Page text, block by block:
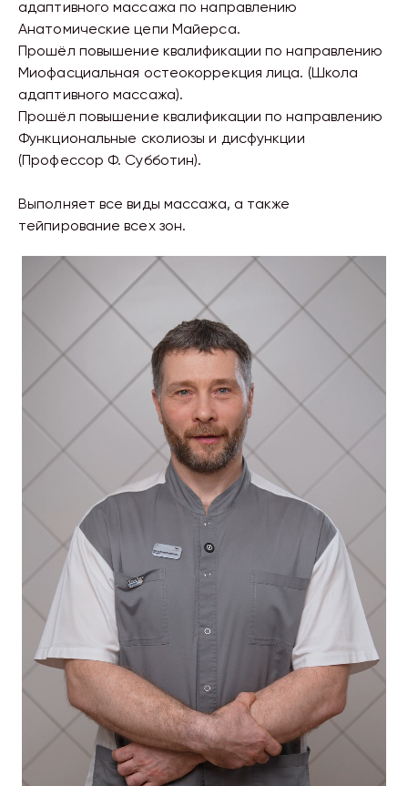
адаптивного массажа по направлению
Анатомические цепи Майерса.
Прошёл повышение квалификации по направлению
Миофасциальная остеокоррекция лица. (Школа
адаптивного массажа).
Прошёл повышение квалификации по направлению
Функциональные сколиозы и дисфункции
(Профессор Ф. Субботин).
Выполняет все виды массажа, а также
тейпирование всех зон.